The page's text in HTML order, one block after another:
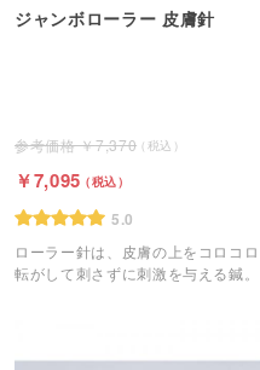
ジャンボローラー 皮膚針
7,370
7,095
5.0
ローラー針は、皮膚の上をコロコロ
転がして刺さずに刺激を与える鍼。